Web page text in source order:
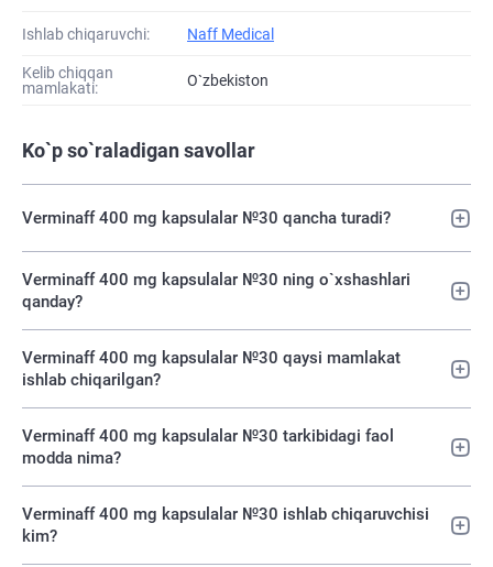
Ishlab chiqaruvchi: Naff Medical
Kelib chiqqan
mamlakati:
O`zbekiston
Ko`p so`raladigan savollar
Verminaff 400 mg kapsulalar №30 qancha turadi?
Verminaff 400 mg kapsulalar №30 ning o`xshashlari
qanday?
Verminaff 400 mg kapsulalar №30 qaysi mamlakat
ishlab chiqarilgan?
Verminaff 400 mg kapsulalar №30 tarkibidagi faol
modda nima?
Verminaff 400 mg kapsulalar №30 ishlab chiqaruvchisi
kim?